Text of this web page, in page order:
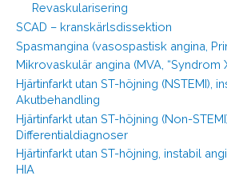
Revaskularisering
SCAD – kranskärlsdissektion
Spasmangina (vasospastisk angina,
Mikrovaskulär angina (MVA, “Syndrom
Hjärtinfarkt utan ST-höjning (NSTEMI),
Akutbehandling
Hjärtinfarkt utan ST-höjning (Non-
Differentialdiagnoser
Hjärtinfarkt utan ST-höjning, instabil
HIA